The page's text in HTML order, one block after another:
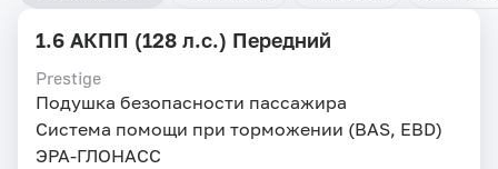
1.6 АКПП (128 л.с.) Передний
Prestige
Подушка безопасности пассажира
Система помощи при торможении (BAS, EBD)
ЭРА-ГЛОНАСС